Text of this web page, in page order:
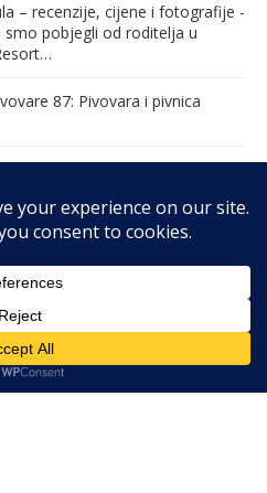
– recenzije, cijene i fotografije -
smo pobjegli od roditelja u
87: Pivovara i pivnica
roditeljstvo – jučer,
danas i sutra“ 19. ožujka
Academia, 8:30 – 16:00 sati).